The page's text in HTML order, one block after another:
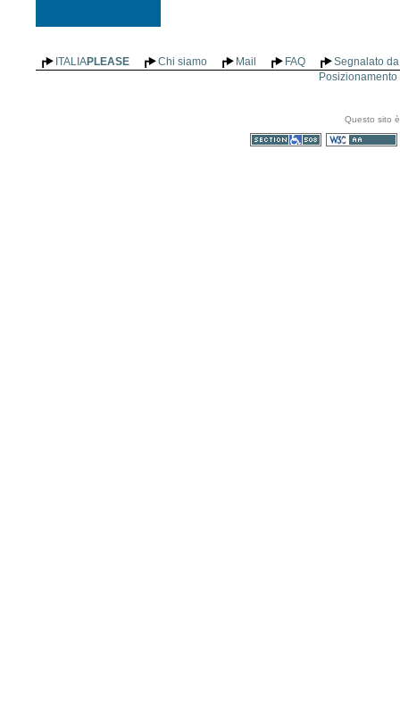
ITALIAPLEASE Chi siamo Mail FAQ
Segnalato
Questo sito